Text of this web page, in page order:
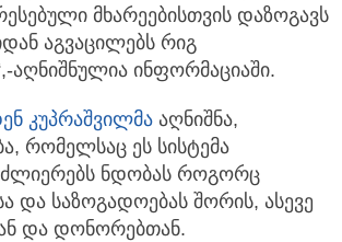
მხარეებისთვის დაზოგავს
აგვაცილებს რიგ
აღნიშნულია ინფორმაციაში.
კუპრაშვილმა აღნიშნა,
რომელსაც ეს სისტემა
ნდობას როგორც
და საზოგადოებას შორის, ასევე
და დონორებთან.